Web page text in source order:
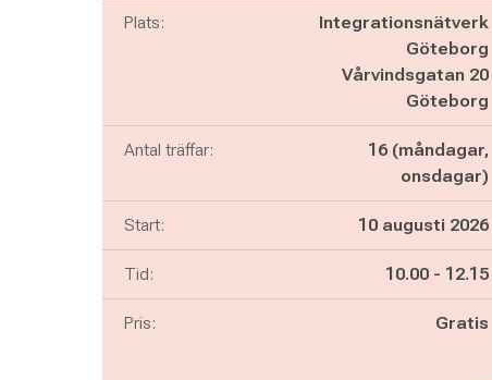
Plats:
Integrationsnätverk
Göteborg
Vårvindsgatan 20
Göteborg
Antal träffar:
16 (måndagar,
onsdagar)
Start: 10 augusti 2026
Tid: Pågår mellan
10.00 - och
12.15
Pris: Gratis